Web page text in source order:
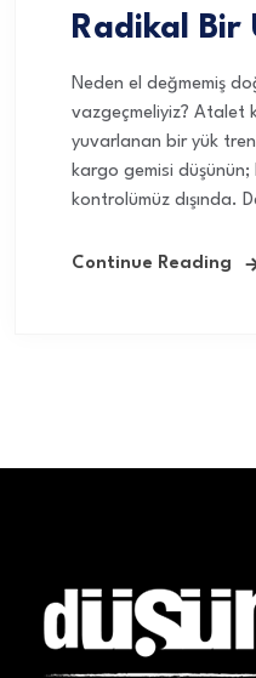
Radikal Bir
Neden el değmemiş
vazgeçmeliyiz? Atalet
yuvarlanan bir yük
kargo gemisi
kontrolümüz dışında.
Continue Reading